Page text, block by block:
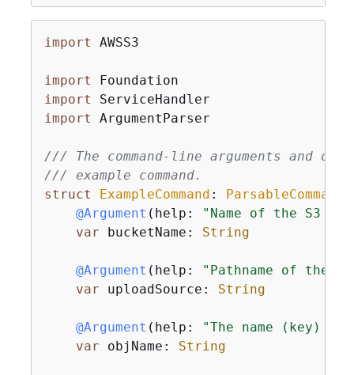
import AWSS3
import
import
import ArgumentParser
/// The command-line arguments and
/// example command.
struct
ExampleCommand : ParsableCommand
@Argument (help:
"Name of the S3
var bucketName: String
@Argument (help:
"Pathname of the
var uploadSource: String
@Argument (help:
"The name (key)
var objName: String